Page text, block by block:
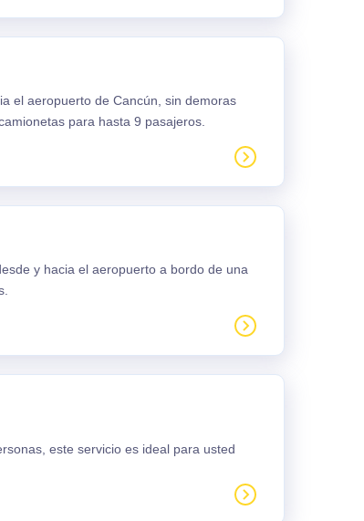
el aeropuerto de Cancún, sin demoras
para hasta 9 pasajeros.
y hacia el aeropuerto a bordo de una
este servicio es ideal para usted